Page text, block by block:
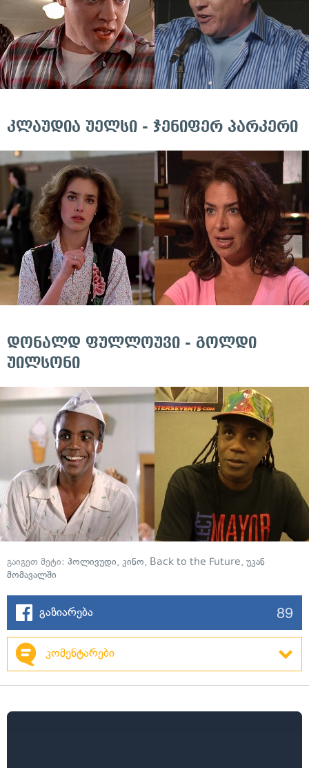
კლაუდია უელსი - ჯენიფერ პარკერი
დონალდ ფულლოუვი - გოლდი
უილსონი
გაიგეთ მეტი: ჰოლივუდი, კინო, Back to the Future, უკან
მომავალში
გაზიარება 89
კომენტარები